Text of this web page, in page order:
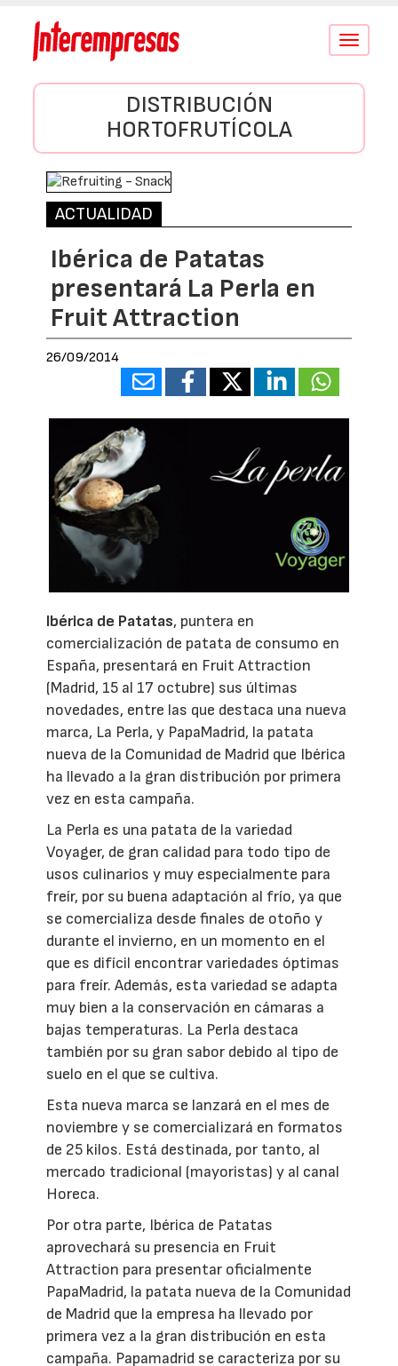
Conmutar
DISTRIBUCIÓN
HORTOFRUTÍCOLA
ACTUALIDAD
Ibérica de Patatas
presentará La Perla en
Fruit Attraction
26/09/2014
Ibérica de Patatas, puntera en
comercialización de patata de consumo en
España, presentará en Fruit Attraction
(Madrid, 15 al 17 octubre) sus últimas
novedades, entre las que destaca una nueva
marca, La Perla, y PapaMadrid, la patata
nueva de la Comunidad de Madrid que Ibérica
ha llevado a la gran distribución por primera
vez en esta campaña.
La Perla es una patata de la variedad
Voyager, de gran calidad para todo tipo de
usos culinarios y muy especialmente para
freír, por su buena adaptación al frío, ya que
se comercializa desde finales de otoño y
durante el invierno, en un momento en el
que es difícil encontrar variedades óptimas
para freír. Además, esta variedad se adapta
muy bien a la conservación en cámaras a
bajas temperaturas. La Perla destaca
también por su gran sabor debido al tipo de
suelo en el que se cultiva.
Esta nueva marca se lanzará en el mes de
noviembre y se comercializará en formatos
de 25 kilos. Está destinada, por tanto, al
mercado tradicional (mayoristas) y al canal
Horeca.
Por otra parte, Ibérica de Patatas
aprovechará su presencia en Fruit
Attraction para presentar oficialmente
PapaMadrid, la patata nueva de la Comunidad
de Madrid que la empresa ha llevado por
primera vez a la gran distribución en esta
campaña. Papamadrid se caracteriza por su